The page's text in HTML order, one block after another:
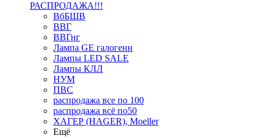
РАСПРОДАЖА!!!
ВбБШВ
ВВГ
ВВГнг
Лампа GE галогенн
Лампы LED SALE
Лампы КЛЛ
НУМ
ПВС
распродажа все по 100
распродажа всё по50
ХАГЕР (HAGER), Moeller
Ещё